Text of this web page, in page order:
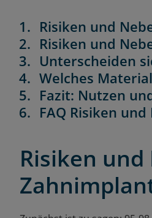
Risiken und
Risiken und
Unterscheiden
Welches
Fazit: Nutzen
FAQ Risiken
Risiken